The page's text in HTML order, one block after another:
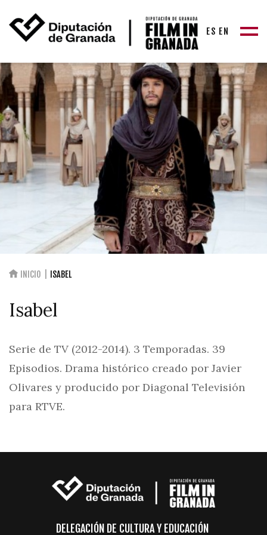
ES EN
INICIO ISABEL
Isabel
Serie de TV (2012-2014). 3 Temporadas. 39
Episodios. Drama histórico creado por Javier
Olivares y producido por Diagonal Televisión
para RTVE.
DELEGACIÓN DE CULTURA Y EDUCACIÓN